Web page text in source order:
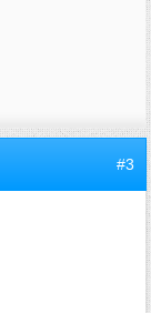
#3